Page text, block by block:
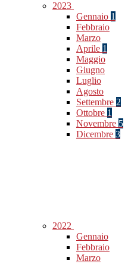
2023
Gennaio 1
Febbraio
Marzo
Aprile 1
Maggio
Giugno
Luglio
Agosto
Settembre 2
Ottobre 1
Novembre 5
Dicembre 3
2022
Gennaio
Febbraio
Marzo